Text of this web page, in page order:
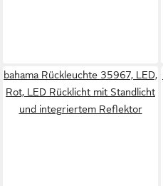
bahama Rückleuchte 35967, LED,
Rot, LED Rücklicht mit Standlicht
und integriertem Reflektor